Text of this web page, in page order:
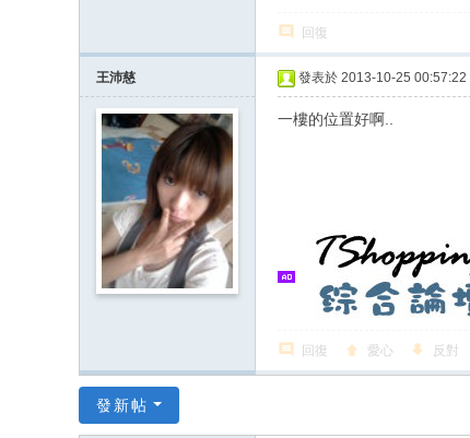
回復
王沛慈 發表於 2013-10-25 00:57:22
一樓的位置好啊..
回復 愛心 反對
發新帖